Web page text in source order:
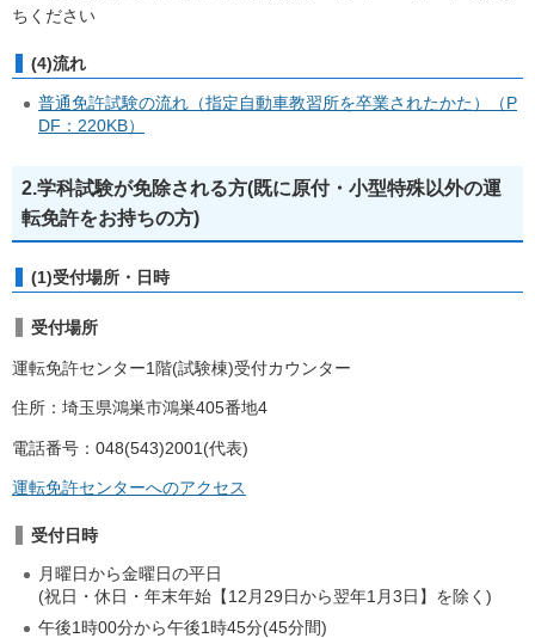
ちください
(4)流れ
普通免許試験の流れ（指定自動車教習所を卒業されたかた）（P
DF：220KB）
2.学科試験が免除される方(既に原付・小型特殊以外の運
転免許をお持ちの方)
(1)受付場所・日時
受付場所
運転免許センター1階(試験棟)受付カウンター
住所：埼玉県鴻巣市鴻巣405番地4
電話番号：048(543)2001(代表)
運転免許センターへのアクセス
受付日時
月曜日から金曜日の平日
(祝日・休日・年末年始【12月29日から翌年1月3日】を除く)
午後1時00分から午後1時45分(45分間)